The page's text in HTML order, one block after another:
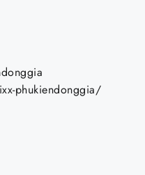
phukiendonggia/